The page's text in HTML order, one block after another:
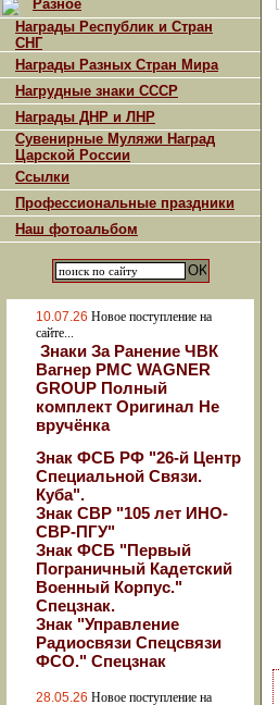
Разное
Награды Республик и Стран
СНГ
Награды Разных Стран Мира
Нагрудные знаки СССР
Награды ДНР и ЛНР
Сувенирные Муляжи Наград
Царской России
Ссылки
Профессиональные праздники
Наш фотоальбом
10.07.26 Новое поступление на
сайте...
Знаки За Ранение ЧВК
Вагнер РМС WAGNER
GROUP Полный
комплект Оригинал Не
вручёнка
Знак ФСБ РФ "26-й Центр
Специальной Связи.
Куба".
Знак СВР "105 лет ИНО-
СВР-ПГУ"
Знак ФСБ "Первый
Пограничный Кадетский
Военный Корпус."
Спецзнак.
Знак "Управление
Радиосвязи Спецсвязи
ФСО." Спецзнак
28.05.26 Новое поступление на